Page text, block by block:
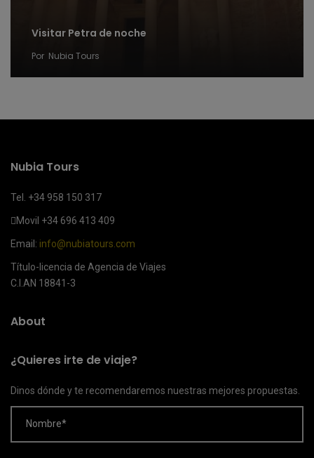
Visitar Petra de noche
Por Nubia Tours
Nubia Tours
Tel. +34 958 150 317
Movil +34 696 413 409
Email: info@nubiatours.com
Título-licencia de Agencia de Viajes
C.I.AN 18841-3
About
¿Quieres irte de viaje?
Dinos dónde y te recomendaremos nuestras mejores propuestas.
Nombre*